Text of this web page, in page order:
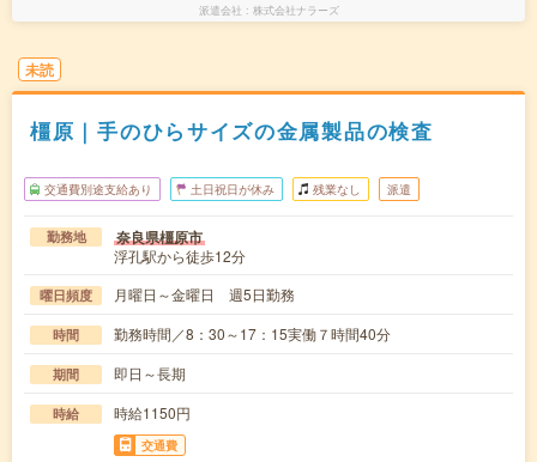
派遣会社 株式会社ナラーズ
未読
橿原｜手のひらサイズの金属製品の検査
交通費別途支給あり 土日祝日が休み 残業なし 派遣
勤務地 奈良県橿原市
浮孔駅から徒歩12分
曜日頻度 月曜日～金曜日 週5日勤務
時間 勤務時間／8：30～17：15実働７時間40分
期間 即日～長期
時給 時給1150円
交通費